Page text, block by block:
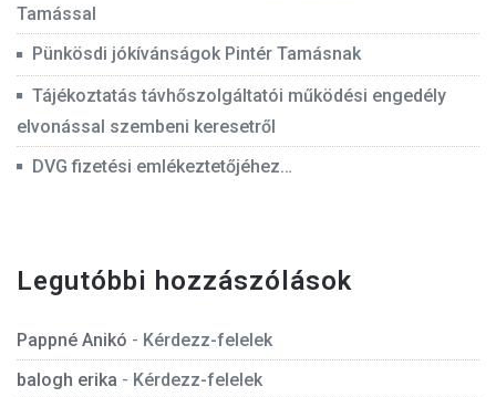
Tamással
Pünkösdi jókívánságok Pintér Tamásnak
Tájékoztatás távhőszolgáltatói működési engedély
elvonással szembeni keresetről
DVG fizetési emlékeztetőjéhez…
Legutóbbi hozzászólások
Pappné Anikó - Kérdezz-felelek
balogh erika - Kérdezz-felelek